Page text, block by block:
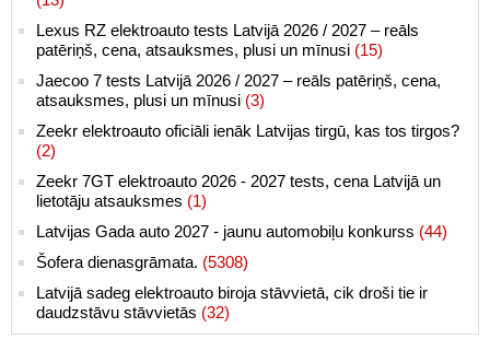
Lexus RZ elektroauto tests Latvijā 2026 / 2027 – reāls
patēriņš, cena, atsauksmes, plusi un mīnusi (15)
Jaecoo 7 tests Latvijā 2026 / 2027 – reāls patēriņš, cena,
atsauksmes, plusi un mīnusi (3)
Zeekr elektroauto oficiāli ienāk Latvijas tirgū, kas tos tirgos?
(2)
Zeekr 7GT elektroauto 2026 - 2027 tests, cena Latvijā un
lietotāju atsauksmes (1)
Latvijas Gada auto 2027 - jaunu automobiļu konkurss (44)
Šofera dienasgrāmata. (5308)
Latvijā sadeg elektroauto biroja stāvvietā, cik droši tie ir
daudzstāvu stāvvietās (32)